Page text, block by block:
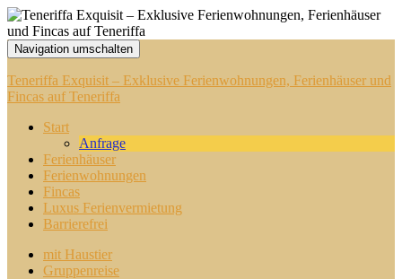
Navigation umschalten
Teneriffa Exquisit – Exklusive Ferienwohnungen, Ferienhäuser und
Fincas auf Teneriffa
Start
Anfrage
Ferienhäuser
Ferienwohnungen
Fincas
Luxus Ferienvermietung
Barrierefrei
mit Haustier
Gruppenreise